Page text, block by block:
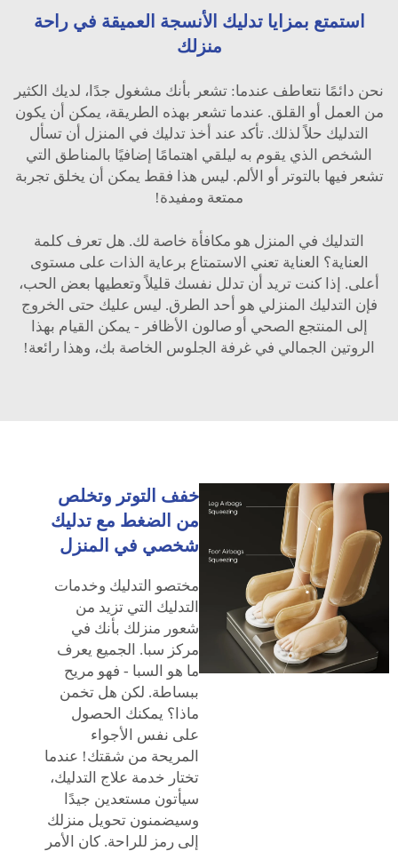
استمتع بمزايا تدليك الأنسجة العميقة في راحة
منزلك
نحن دائمًا نتعاطف عندما: تشعر بأنك مشغول جدًا، لديك الكثير
من العمل أو القلق. عندما تشعر بهذه الطريقة، يمكن أن يكون
التدليك حلاً لذلك. تأكد عند أخذ تدليك في المنزل أن تسأل
الشخص الذي يقوم به ليلقي اهتمامًا إضافيًا بالمناطق التي
تشعر فيها بالتوتر أو الألم. ليس هذا فقط يمكن أن يخلق تجربة
ممتعة ومفيدة!
التدليك في المنزل هو مكافأة خاصة لك. هل تعرف كلمة
العناية؟ العناية تعني الاستمتاع برعاية الذات على مستوى
أعلى. إذا كنت تريد أن تدلل نفسك قليلاً وتعطيها بعض الحب،
فإن التدليك المنزلي هو أحد الطرق. ليس عليك حتى الخروج
إلى المنتجع الصحي أو صالون الأظافر - يمكن القيام بهذا
الروتين الجمالي في غرفة الجلوس الخاصة بك، وهذا رائعة!
خفف التوتر وتخلص
من الضغط مع تدليك
شخصي في المنزل
مختصو التدليك وخدمات
التدليك التي تزيد من
شعور منزلك بأنك في
مركز سبا. الجميع يعرف
ما هو السبا - فهو مريح
ببساطة. لكن هل تخمن
ماذا؟ يمكنك الحصول
على نفس الأجواء
المريحة من شقتك! عندما
تختار خدمة علاج التدليك،
سيأتون مستعدين جيدًا
وسيضمنون تحويل منزلك
إلى رمز للراحة. كان الأمر